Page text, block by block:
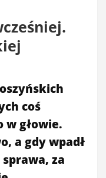
coś
w głowie.
a gdy wpadł
za